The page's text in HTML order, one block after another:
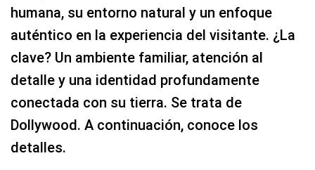
humana, su entorno natural y un enfoque
auténtico en la experiencia del visitante. ¿La
clave? Un ambiente familiar, atención al
detalle y una identidad profundamente
conectada con su tierra. Se trata de
Dollywood. A continuación, conoce los
detalles.